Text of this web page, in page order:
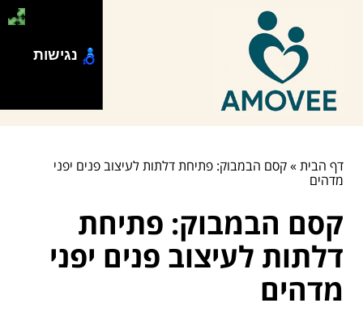
דף הבית»קסם הבמבוק: פתיחת דלתות לעיצוב פנים יפני
מדהים
קסם הבמבוק: פתיחת
דלתות לעיצוב פנים יפני
מדהים
נגישות